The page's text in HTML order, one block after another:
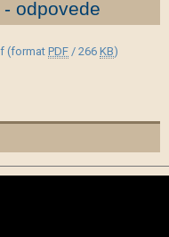
odpovede
(format PDF / 266 KB)